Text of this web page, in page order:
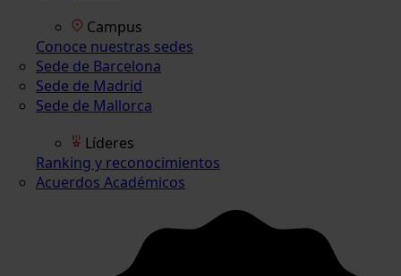
Campus
Conoce nuestras sedes
Sede de Barcelona
Sede de Madrid
Sede de Mallorca
Líderes
Ranking y reconocimientos
Acuerdos Académicos